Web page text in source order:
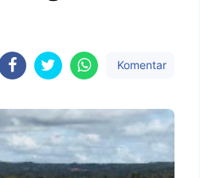
Komentar